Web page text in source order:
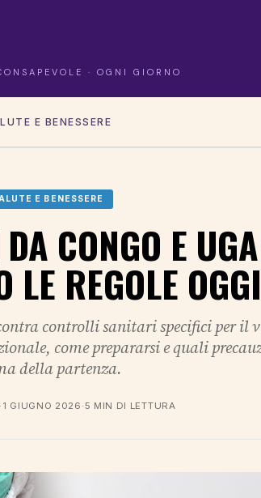
· OGNI GIORNO
E BENESSERE
E BENESSERE
CONGO E
LE REGOLE OGGI
controlli sanitari specifici per il
come prepararsi e quali
della partenza.
· 1 GIUGNO 2026 ·5 MIN DI LETTURA